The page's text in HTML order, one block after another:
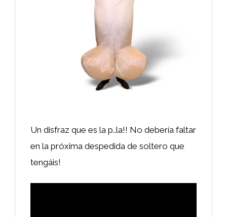
Un disfraz que es la p..la!! No debería faltar
en la próxima despedida de soltero que
tengáis!